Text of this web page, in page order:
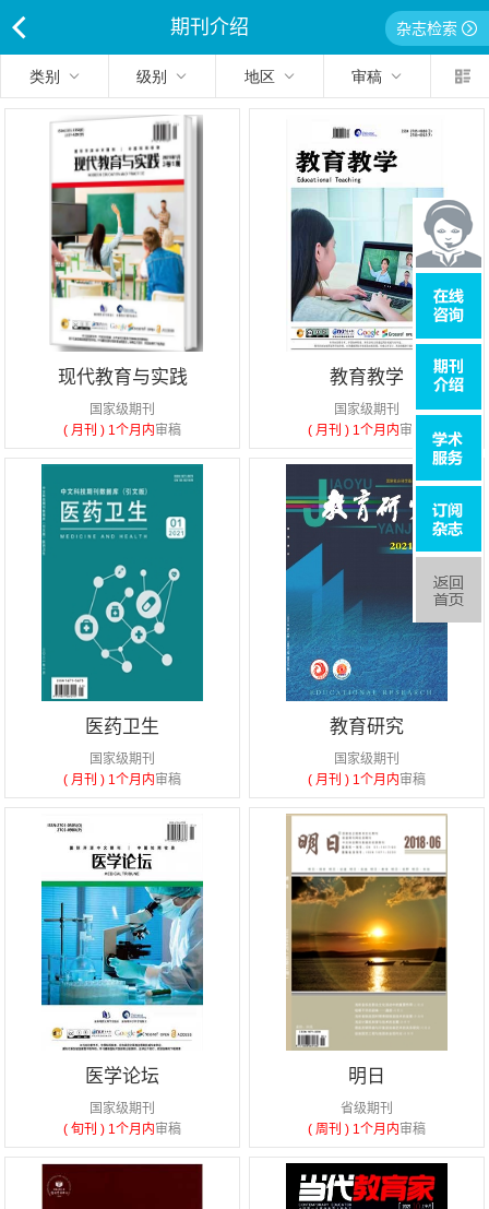
期刊介绍 杂志检索
类别 级别 地区 审稿
现代教育与实践
国家级期刊
( 月刊 ) 1个月内审稿
教育教学
国家级期刊
( 月刊 ) 1个月内审稿
医药卫生
国家级期刊
( 月刊 ) 1个月内审稿
教育研究
国家级期刊
( 月刊 ) 1个月内审稿
医学论坛
国家级期刊
( 旬刊 ) 1个月内审稿
明日
省级期刊
( 周刊 ) 1个月内审稿